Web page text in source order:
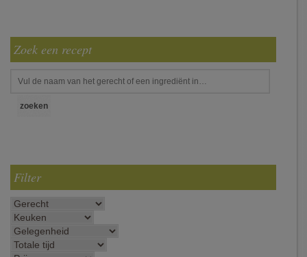
Zoek een recept
Filter